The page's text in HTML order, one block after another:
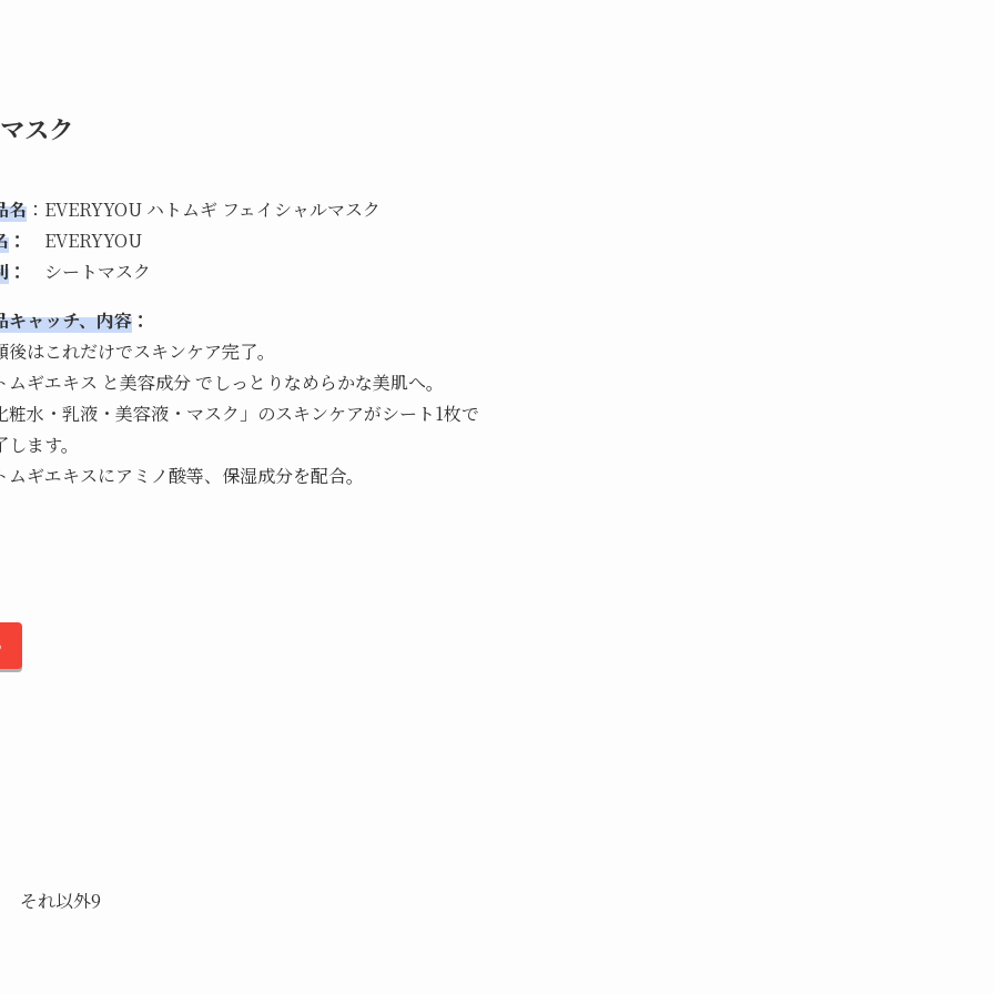
スク
名 ：EVERYYOU ハトムギ フェイシャルマスク
： EVERYYOU
： シートマスク
キャッチ、内容 ：
後はこれだけでスキンケア完了。
ムギエキス と美容成分 でしっとりなめらかな美肌へ。
粧水・乳液・美容液・マスク」のスキンケアがシート1枚で
ます。
ムギエキスにアミノ酸等、保湿成分を配合。
それ以外9